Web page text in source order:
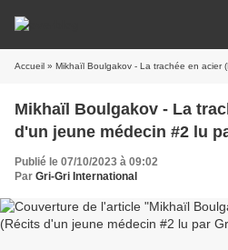
Accueil » Mikhaïl Boulgakov - La trachée en acier (Récits
Mikhaïl Boulgakov - La
d'un jeune médecin #2 lu
Publié le 07/10/2023 à 09:02
Par Gri-Gri International